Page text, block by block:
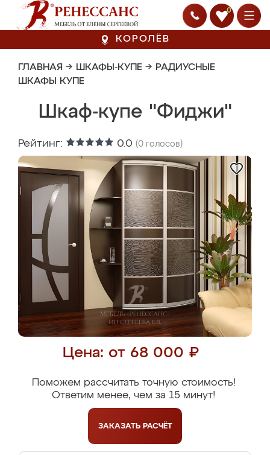
0
КОРОЛЁВ
ГЛАВНАЯ → ШКАФЫ-КУПЕ → РАДИУСНЫЕ
ШКАФЫ КУПЕ
Шкаф-купе "Фиджи"
Рейтинг: 0.0 (0 голосов)
Цена: от 68 000 ₽
Поможем рассчитать точную стоимость!
Ответим менее, чем за 15 минут!
ЗАКАЗАТЬ РАСЧЁТ